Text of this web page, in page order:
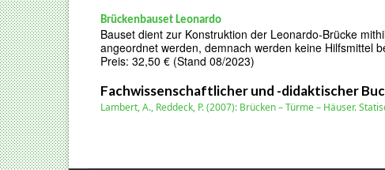
Brückenbauset Leonardo
Bauset dient zur Konstruktion der Leonardo-Brücke
angeordnet werden, demnach werden keine Hilfsmittel
Preis: 32,50 € (Stand 08/2023)
Fachwissenschaftlicher und -didaktischer
Lambert, A., Reddeck, P. (2007): Brücken – Türme – Häuser.